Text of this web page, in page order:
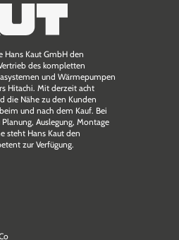
Hans Kaut GmbH den
des kompletten
und Wärmepumpen
Hitachi. Mit derzeit acht
die Nähe zu den Kunden
und nach dem Kauf. Bei
Auslegung, Montage
steht Hans Kaut den
zur Verfügung.